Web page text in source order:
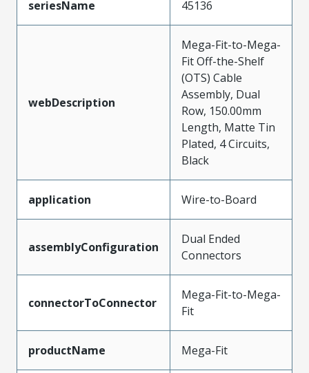
seriesName 45136
webDescription
Mega-Fit-to-Mega-
Fit Off-the-Shelf
(OTS) Cable
Assembly, Dual
Row, 150.00mm
Length, Matte Tin
Plated, 4 Circuits,
Black
application Wire-to-Board
assemblyConfiguration
Dual Ended
Connectors
connectorToConnector
Mega-Fit-to-Mega-
Fit
productName Mega-Fit